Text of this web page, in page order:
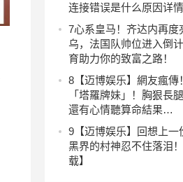
连接错误是什么原因详情
7心系皇马！齐达内再度
乌，法国队帅位进入倒
育助力你的致富之路！
8 【迈博娱乐】網友瘋
「塔羅牌妹」！胸狠長
還有心情聽算命結果…
9 【迈博娱乐】回想上
黑界的村神忍不住落泪
载】